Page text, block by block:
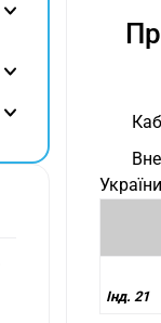
Інд. 21